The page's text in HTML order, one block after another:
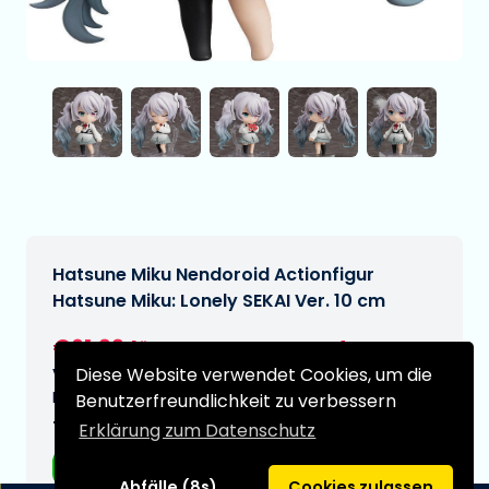
Diese Website verwendet Cookies, um die
Benutzerfreundlichkeit zu verbessern
Erklärung zum Datenschutz
Hatsune Miku Nendoroid Actionfigur
Hatsune Miku: Lonely SEKAI Ver. 10 cm
€61,99
Voraussichtliches Lieferdatum:
N/A
Typ: